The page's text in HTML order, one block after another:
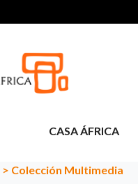
CASA ÁFRICA
> Colección Multimedia